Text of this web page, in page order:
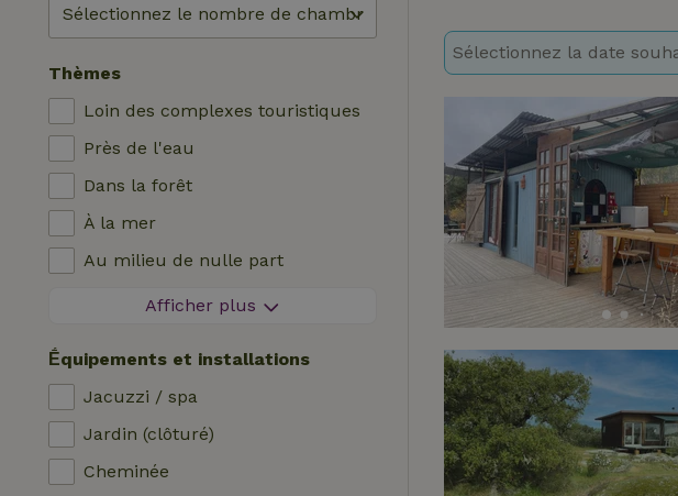
Sélectionnez la date
Thèmes
Loin des complexes touristiques
Près de l'eau
Dans la forêt
À la mer
Au milieu de nulle part
Dans les champs
Dans les polders
En montagne
Maison isolée
Dans le verger
Afficher plus
Ḗquipements et installations
Jacuzzi / spa
Jardin (clôturé)
Cheminée